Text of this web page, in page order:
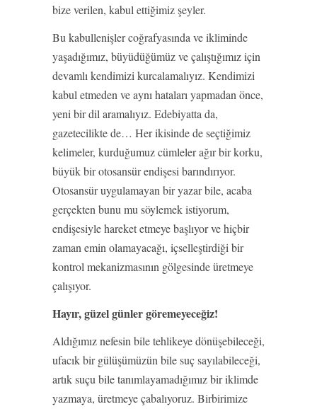
bize verilen, kabul ettiğimiz şeyler.
Bu kabullenişler coğrafyasında ve ikliminde
yaşadığımız, büyüdüğümüz ve çalıştığımız için
devamlı kendimizi kurcalamalıyız. Kendimizi
kabul etmeden ve aynı hataları yapmadan önce,
yeni bir dil aramalıyız. Edebiyatta da,
gazetecilikte de… Her ikisinde de seçtiğimiz
kelimeler, kurduğumuz cümleler ağır bir korku,
büyük bir otosansür endişesi barındırıyor.
Otosansür uygulamayan bir yazar bile, acaba
gerçekten bunu mu söylemek istiyorum,
endişesiyle hareket etmeye başlıyor ve hiçbir
zaman emin olamayacağı, içselleştirdiği bir
kontrol mekanizmasının gölgesinde üretmeye
çalışıyor.
Hayır, güzel günler göremeyeceğiz!
Aldığımız nefesin bile tehlikeye dönüşebileceği,
ufacık bir gülüşümüzün bile suç sayılabileceği,
artık suçu bile tanımlayamadığımız bir iklimde
yazmaya, üretmeye çabalıyoruz. Birbirimize